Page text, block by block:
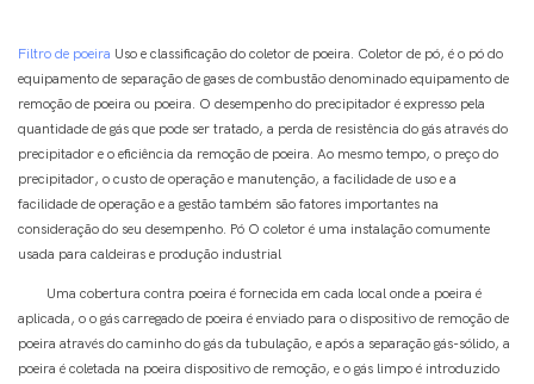
Filtro de poeira Uso e classificação do coletor de poeira. Coletor de pó, é o pó do
equipamento de separação de gases de combustão denominado equipamento de
remoção de poeira ou poeira. O desempenho do precipitador é expresso pela
quantidade de gás que pode ser tratado, a perda de resistência do gás através do
precipitador e o eficiência da remoção de poeira. Ao mesmo tempo, o preço do
precipitador, o custo de operação e manutenção, a facilidade de uso e a
facilidade de operação e a gestão também são fatores importantes na
consideração do seu desempenho. Pó O coletor é uma instalação comumente
usada para caldeiras e produção industrial
Uma cobertura contra poeira é fornecida em cada local onde a poeira é
aplicada, o o gás carregado de poeira é enviado para o dispositivo de remoção de
poeira através do caminho do gás da tubulação, e após a separação gás-sólido, a
poeira é coletada na poeira dispositivo de remoção, e o gás limpo é introduzido